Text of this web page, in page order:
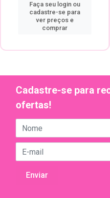
Faça seu login ou
cadastre-se para
ver preços e
comprar
Cadastre-se para
ofertas!